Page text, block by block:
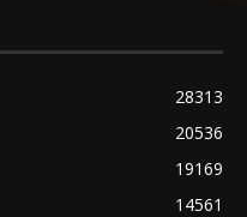
28313
20536
19169
14561